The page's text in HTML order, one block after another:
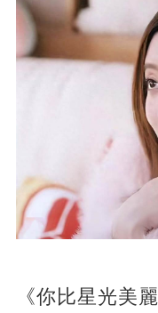
《你比星光美